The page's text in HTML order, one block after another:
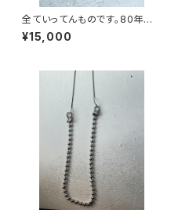
全ていってんものです。80年代
イギリスヴィンテージネックレス
¥15,000